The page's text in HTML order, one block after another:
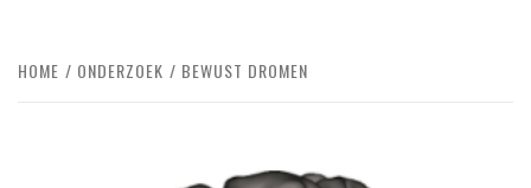
HOME ONDERZOEK BEWUST DROMEN